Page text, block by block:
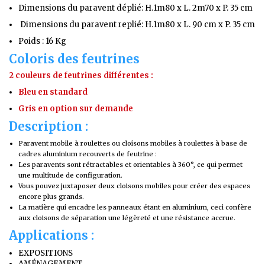
Dimensions du paravent déplié: H.1m80 x L. 2m70 x P. 35 cm
Dimensions du paravent replié: H.1m80 x L. 90 cm x P. 35 cm
Poids : 16 Kg
Coloris des feutrines
2 couleurs de feutrines différentes :
Bleu en standard
Gris en option sur demande
Description :
Paravent mobile à roulettes ou cloisons mobiles à roulettes à base de
cadres aluminium recouverts de feutrine :
Les paravents sont rétractables et orientables à 360°, ce qui permet
une multitude de configuration.
Vous pouvez juxtaposer deux cloisons mobiles pour créer des espaces
encore plus grands.
La matière qui encadre les panneaux étant en aluminium, ceci confère
aux cloisons de séparation une légèreté et une résistance accrue.
Applications :
EXPOSITIONS